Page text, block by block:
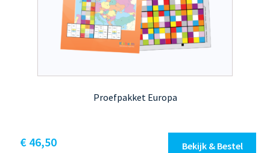
Proefpakket Europa
€46,50
Bekijk & Bestel